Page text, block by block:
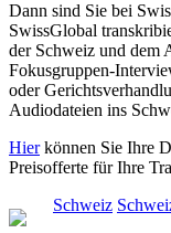
Dann sind Sie bei
SwissGlobal
der Schweiz und dem
Fokusgruppen-
oder
Audiodateien ins
Hierkönnen Sie Ihre
Preisofferte für Ihre
Schweiz